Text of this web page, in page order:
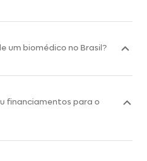
um biomédico no Brasil?
financiamentos para o